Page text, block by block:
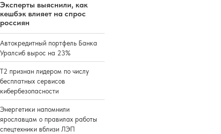
Эксперты выяснили, как
кешбэк влияет на спрос
россиян
Автокредитный портфель Банка
Уралсиб вырос на 23%
Т2 признан лидером по числу
бесплатных сервисов
кибербезопасности
Энергетики напомнили
ярославцам о правилах работы
спецтехники вблизи ЛЭП